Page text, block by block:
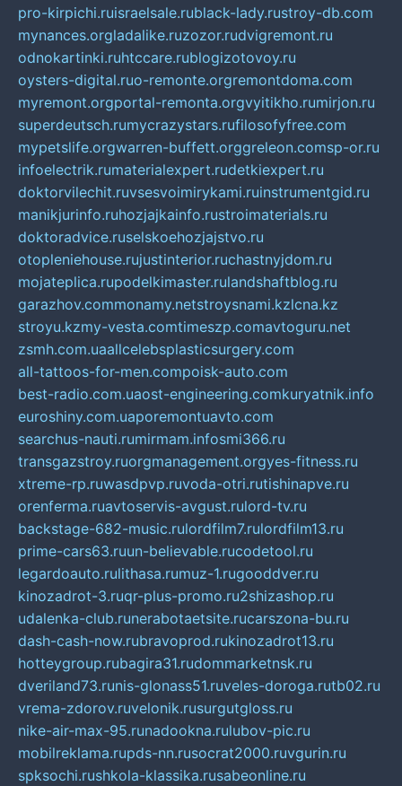
pro-kirpichi.ruisraelsale.rublack-lady.rustroy-db.com
mynances.orgladalike.ruzozor.rudvigremont.ru
odnokartinki.ruhtccare.rublogizotovoy.ru
oysters-digital.ruo-remonte.orgremontdoma.com
myremont.orgportal-remonta.orgvyitikho.rumirjon.ru
superdeutsch.rumycrazystars.rufilosofyfree.com
mypetslife.orgwarren-buffett.orggreleon.comsp-or.ru
infoelectrik.rumaterialexpert.rudetkiexpert.ru
doktorvilechit.ruvsesvoimirykami.ruinstrumentgid.ru
manikjurinfo.ruhozjajkainfo.rustroimaterials.ru
doktoradvice.ruselskoehozjajstvo.ru
otopleniehouse.rujustinterior.ruchastnyjdom.ru
mojateplica.rupodelkimaster.rulandshaftblog.ru
garazhov.commonamy.netstroysnami.kzlcna.kz
stroyu.kzmy-vesta.comtimeszp.comavtoguru.net
zsmh.com.uaallcelebsplasticsurgery.com
all-tattoos-for-men.compoisk-auto.com
best-radio.com.uaost-engineering.comkuryatnik.info
euroshiny.com.uaporemontuavto.com
searchus-nauti.rumirmam.infosmi366.ru
transgazstroy.ruorgmanagement.orgyes-fitness.ru
xtreme-rp.ruwasdpvp.ruvoda-otri.rutishinapve.ru
orenferma.ruavtoservis-avgust.rulord-tv.ru
backstage-682-music.rulordfilm7.rulordfilm13.ru
prime-cars63.ruun-believable.rucodetool.ru
legardoauto.rulithasa.rumuz-1.rugooddver.ru
kinozadrot-3.ruqr-plus-promo.ru2shizashop.ru
udalenka-club.runerabotaetsite.rucarszona-bu.ru
dash-cash-now.rubravoprod.rukinozadrot13.ru
hotteygroup.rubagira31.rudommarketnsk.ru
dveriland73.runis-glonass51.ruveles-doroga.rutb02.ru
vrema-zdorov.ruvelonik.rusurgutgloss.ru
nike-air-max-95.runadookna.rulubov-pic.ru
mobilreklama.rupds-nn.rusocrat2000.ruvgurin.ru
spksochi.rushkola-klassika.rusabeonline.ru